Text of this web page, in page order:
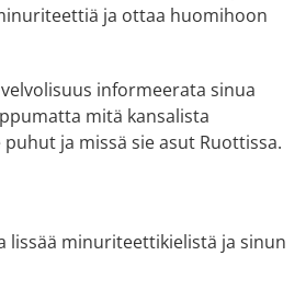
ja ottaa huomihoon
informeerata sinua
mitä kansalista
ja missä sie asut Ruottissa.
lissää minuriteettikielistä ja sinun